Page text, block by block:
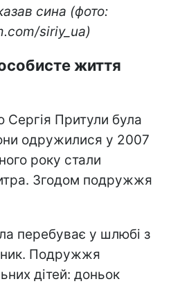
сина (фото:
siriy_ua)
життя
Притули була
одружилися у 2007
року стали
Згодом подружжя
перебуває у шлюбі з
Подружжя
дітей: доньок